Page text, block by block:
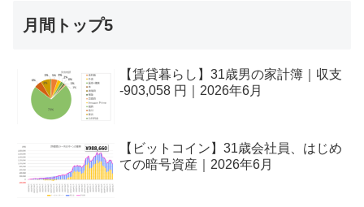
月間トップ5
【賃貸暮らし】31歳男の家計簿｜収支
-903,058 円｜2026年6月
【ビットコイン】31歳会社員、はじめ
ての暗号資産｜2026年6月